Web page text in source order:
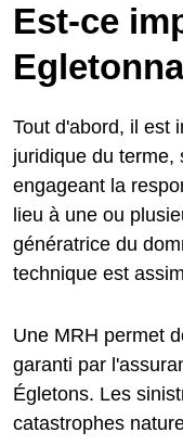
Est-ce
Tout d'abord, il est
juridique du terme,
engageant la
lieu à une ou
génératrice du
technique est
Une MRH permet
garanti par
Égletons. Les
catastrophes